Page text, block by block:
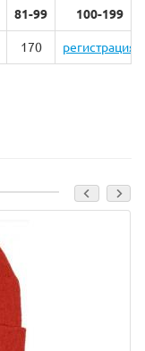
81-99 100-199
170 регистрация